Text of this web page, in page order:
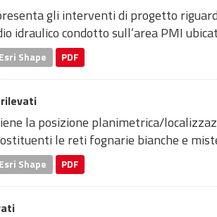
gli interventi di progetto
idraulico condotto sull’area PMI
Esri Shape PDF
la posizione planimetrica/
le reti fognarie bianche e
Esri Shape PDF